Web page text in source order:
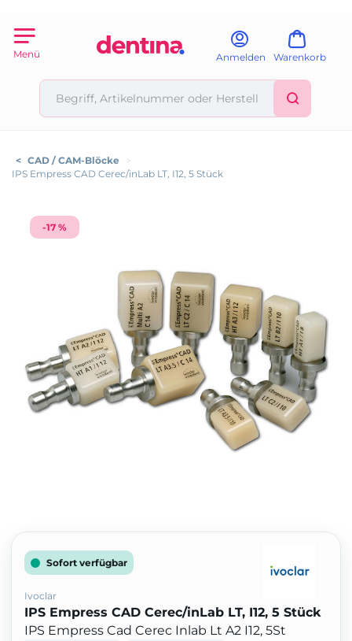
Menü Anmelden Warenkorb
< CAD / CAM-Blöcke
>
IPS Empress CAD Cerec/inLab LT, I12, 5 Stück
-17 %
Sofort verfügbar
Ivoclar
IPS Empress CAD Cerec/inLab LT, I12, 5 Stück
IPS Empress Cad Cerec Inlab Lt A2 I12, 5St